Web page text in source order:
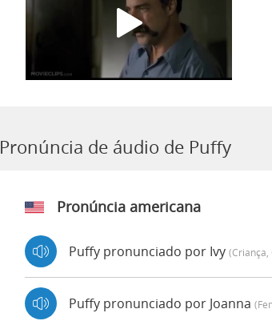
Pronúncia de áudio de Puffy
Pronúncia americana
Puffy pronunciado por Ivy (criança,
Puffy pronunciado por Joanna